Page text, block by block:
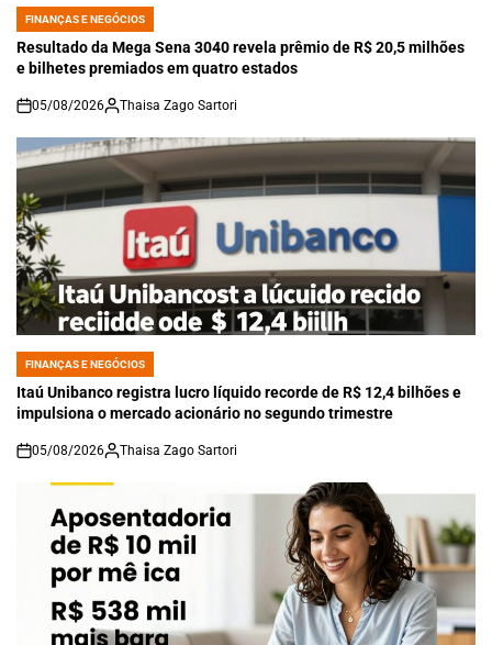
POSTED
IN
FINANÇAS E NEGÓCIOS
Resultado da Mega Sena 3040 revela prêmio de R$ 20,5 milhões
e bilhetes premiados em quatro estados
on
05/08/2026 Thaisa Zago Sartori
POSTED
IN
FINANÇAS E NEGÓCIOS
Itaú Unibanco registra lucro líquido recorde de R$ 12,4 bilhões e
impulsiona o mercado acionário no segundo trimestre
on
05/08/2026 Thaisa Zago Sartori